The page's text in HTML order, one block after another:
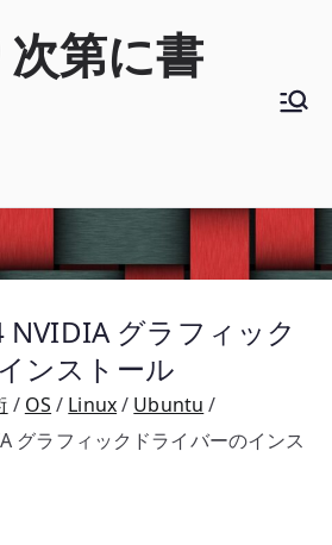
第に書
グラフィック
ンストール
OS Linux
Ubuntu
グラフィックドライバーのインス